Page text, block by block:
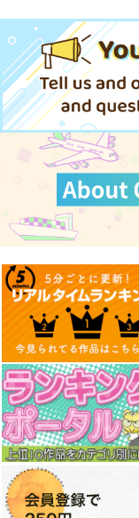
ウォッカと密造酒（サ
マゴン）
pk510
1,045円 （税込）
料理・レシピ
サンプル
カート
国本戦車塾
1,870円（税込）
サンプル
作品詳細
写真集 陸軍戦車学校
練習隊
伊太利堂
1,210円（税込）
サンプル
作品詳細